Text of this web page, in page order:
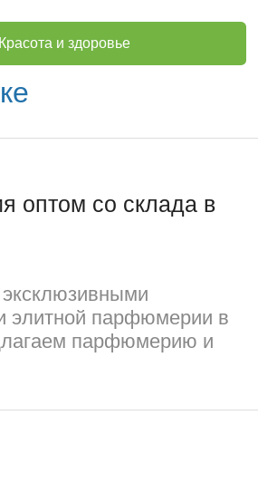
и здоровье
оптом со склада в
элитной парфюмерии в
парфюмерию и